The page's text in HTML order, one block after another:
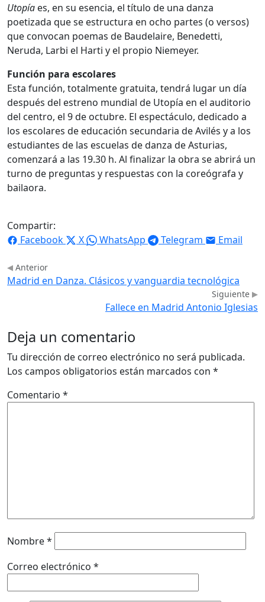
Utopía es, en su esencia, el título de una danza
poetizada que se estructura en ocho partes (o versos)
que convocan poemas de Baudelaire, Benedetti,
Neruda, Larbi el Harti y el propio Niemeyer.
Función para escolares
Esta función, totalmente gratuita, tendrá lugar un día
después del estreno mundial de Utopía en el auditorio
del centro, el 9 de octubre. El espectáculo, dedicado a
los escolares de educación secundaria de Avilés y a los
estudiantes de las escuelas de danza de Asturias,
comenzará a las 19.30 h. Al finalizar la obra se abrirá un
turno de preguntas y respuestas con la coreógrafa y
bailaora.
Compartir:
Facebook
X WhatsApp Telegram Email
Anterior
Madrid en Danza. Clásicos y vanguardia tecnológica
Siguiente
Fallece en Madrid Antonio Iglesias
Deja un comentario
Tu dirección de correo electrónico no será publicada.
Los campos obligatorios están marcados con *
Comentario *
Nombre*
Correo electrónico *